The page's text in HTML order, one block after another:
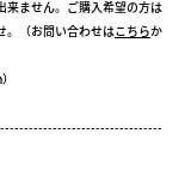
ません。ご購入希望の方は
。（お問い合わせはこちらか